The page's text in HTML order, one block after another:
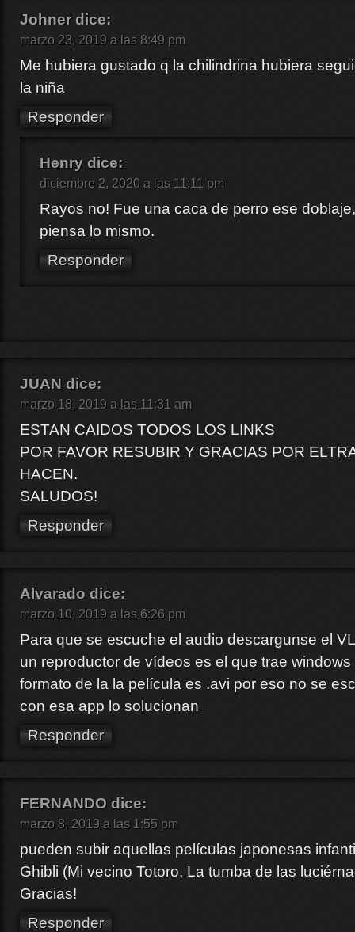
Johner dice:
marzo 23, 2019 a las 8:49 pm
Me hubiera gustado q la chilindrina hubiera
la niña
Responder
Henry dice:
diciembre 2, 2020 a las 11:11 pm
Rayos no! Fue una caca de perro ese
piensa lo mismo.
Responder
JUAN dice:
marzo 18, 2019 a las 11:31 am
ESTAN CAIDOS TODOS LOS LINKS
POR FAVOR RESUBIR Y GRACIAS POR
HACEN.
SALUDOS!
Responder
Alvarado dice:
marzo 10, 2019 a las 6:26 pm
Para que se escuche el audio descargunse el
un reproductor de vídeos es el que trae
formato de la la película es .avi por eso no se
con esa app lo solucionan
Responder
FERNANDO dice:
marzo 8, 2019 a las 1:55 pm
pueden subir aquellas películas japonesas
Ghibli (Mi vecino Totoro, La tumba de las
Gracias!
Responder